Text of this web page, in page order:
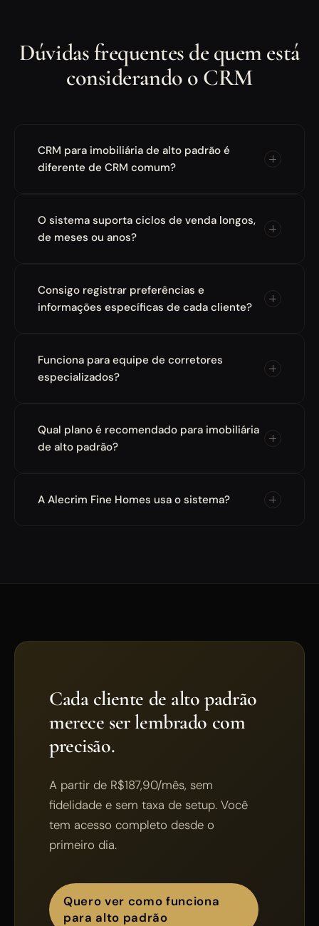
Dúvidas frequentes de quem está
considerando o CRM
CRM para imobiliária de alto padrão é
diferente de CRM comum?
O sistema suporta ciclos de venda longos,
de meses ou anos?
Consigo registrar preferências e
informações específicas de cada cliente?
Funciona para equipe de corretores
especializados?
Qual plano é recomendado para imobiliária
de alto padrão?
A Alecrim Fine Homes usa o sistema?
Cada cliente de alto padrão
merece ser lembrado com
precisão.
A partir de R$187,90/mês, sem
fidelidade e sem taxa de setup. Você
tem acesso completo desde o
primeiro dia.
Quero ver como funciona
para alto padrão